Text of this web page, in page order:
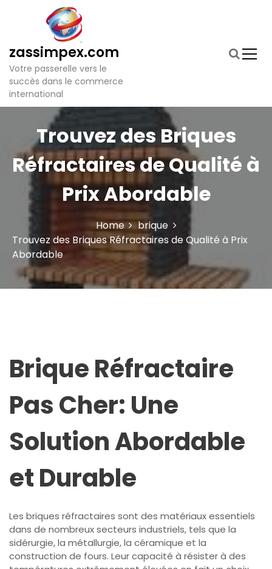
zassimpex.com
Votre passerelle vers le
succès dans le commerce
international
Trouvez des Briques
Réfractaires de Qualité à
Prix Abordable
Home
brique
Trouvez des Briques Réfractaires de Qualité à Prix
Abordable
Brique Réfractaire
Pas Cher: Une
Solution Abordable
et Durable
Les briques réfractaires sont des matériaux essentiels
dans de nombreux secteurs industriels, tels que la
sidérurgie, la métallurgie, la céramique et la
construction de fours. Leur capacité à résister à des